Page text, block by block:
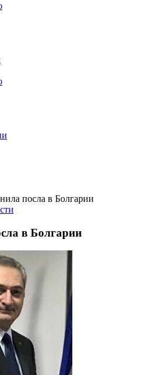
посла в Болгарии
в Болгарии